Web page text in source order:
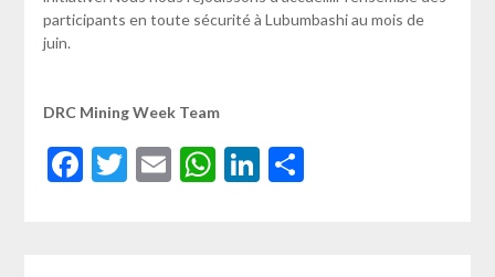
participants en toute sécurité à Lubumbashi au mois de
juin.
DRC Mining Week Team
Facebook
Twitter
EmailWhatsApp
LinkedIn
Partager